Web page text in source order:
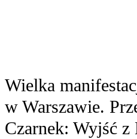
Wielka
w Warszawie.
Czarnek: Wyjść